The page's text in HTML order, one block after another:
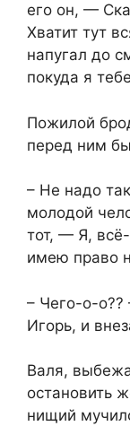
его он, —
Хватит тут
напугал до
покуда я
Пожилой
перед ним
– Не надо
молодой
тот, — Я,
имею право
– Чего-о-о??
Игорь, и
Валя,
остановить
нищий